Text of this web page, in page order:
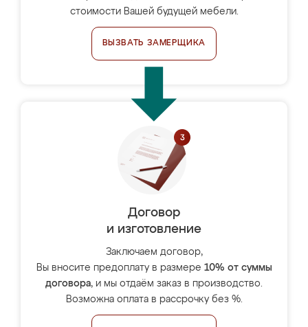
стоимости Вашей будущей мебели.
ВЫЗВАТЬ ЗАМЕРЩИКА
Договор
и изготовление
Заключаем договор,
Вы вносите предоплату в размере 10% от суммы
договора, и мы отдаём заказ в производство.
Возможна оплата в рассрочку без %.